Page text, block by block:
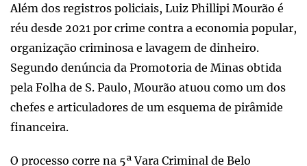
Além dos registros policiais, Luiz Phillipi Mourão é
réu desde 2021 por crime contra a economia popular,
organização criminosa e lavagem de dinheiro.
Segundo denúncia da Promotoria de Minas obtida
pela Folha de S. Paulo, Mourão atuou como um dos
chefes e articuladores de um esquema de pirâmide
financeira.
O processo corre na 5ª Vara Criminal de Belo